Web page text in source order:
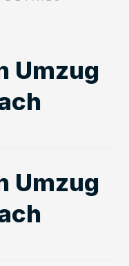
Umzug
Umzug